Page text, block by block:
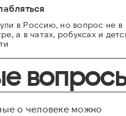
в Россию, но вопрос не в
а в чатах, робуксах и
о человеке можно